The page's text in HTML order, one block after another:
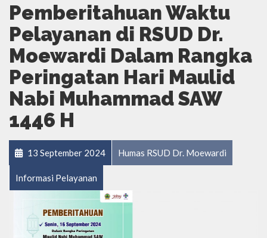
Pemberitahuan Waktu
Pelayanan di RSUD Dr.
Moewardi Dalam Rangka
Peringatan Hari Maulid
Nabi Muhammad SAW
1446 H
13 September 2024 Humas RSUD Dr. Moewardi
Informasi Pelayanan